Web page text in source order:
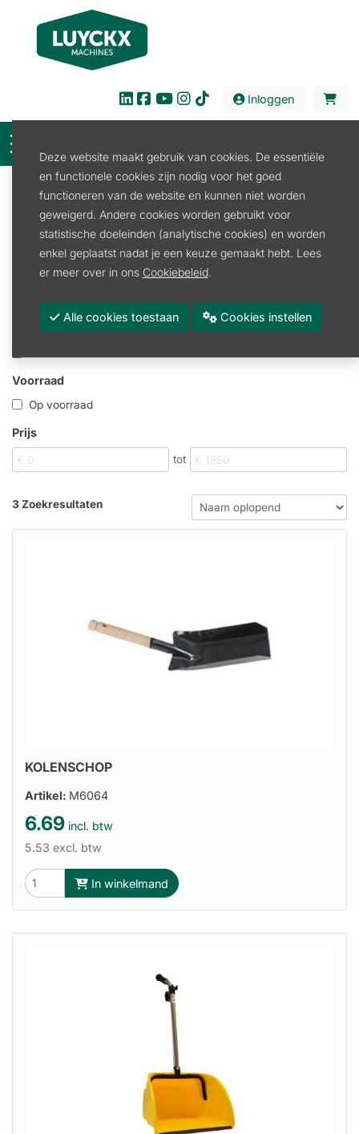
Inloggen
Filter
Verkoop Veger en Blik
Vuilblik
Promoties
Merk
SAFEBRUSH
Voorraad
Op voorraad
Prijs
tot
3 Zoekresultaten
KOLENSCHOP
Artikel: M6064
6.69 incl. btw
5.53 excl. btw
In winkelmand
Deze website maakt gebruik van cookies. De essentiële
en functionele cookies zijn nodig voor het goed
functioneren van de website en kunnen niet worden
geweigerd. Andere cookies worden gebruikt voor
statistische doeleinden (analytische cookies) en worden
enkel geplaatst nadat je een keuze gemaakt hebt. Lees
er meer over in ons Cookiebeleid.
Alle cookies toestaan Cookies instellen